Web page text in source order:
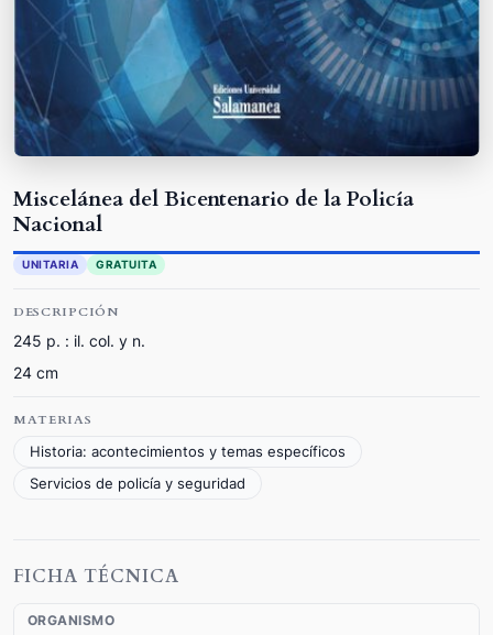
Miscelánea del Bicentenario de la Policía
Nacional
UNITARIA GRATUITA
DESCRIPCIÓN
245 p. : il. col. y n.
24 cm
MATERIAS
Historia: acontecimientos y temas específicos
Servicios de policía y seguridad
FICHA TÉCNICA
ORGANISMO